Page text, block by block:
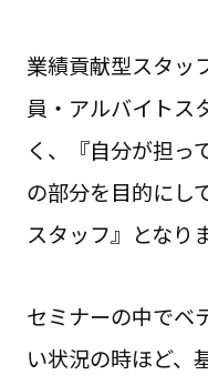
業績貢献型スタッ
員・アルバイトス
く、『自分が担っ
の部分を目的にし
スタッフ』となり
セミナーの中でベ
い状況の時ほど、